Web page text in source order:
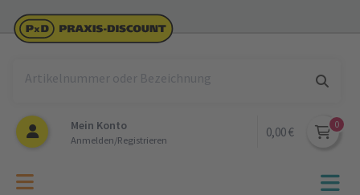
Mein Konto
Anmelden/Registrieren
0,00 €